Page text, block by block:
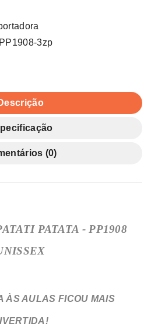
3zp
(0)
PATATA - PP1908
ÀS AULAS FICOU MAIS